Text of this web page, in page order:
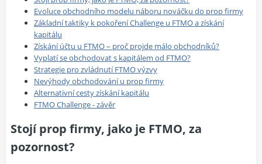
Evoluce obchodního modelu náboru nováčku do prop firmy
Základní taktiky k pokoření Challenge u FTMO a získání
kapitálu
Získání účtu u FTMO – proč projde málo obchodníků?
Vyplatí se obchodovat s kapitálem od FTMO?
Strategie pro zvládnutí FTMO výzvy
Nevýhody obchodování u prop firmy
Alternativní cesty získání kapitálu
FTMO Challenge - závěr
Stojí prop firmy, jako je FTMO, za
pozornost?